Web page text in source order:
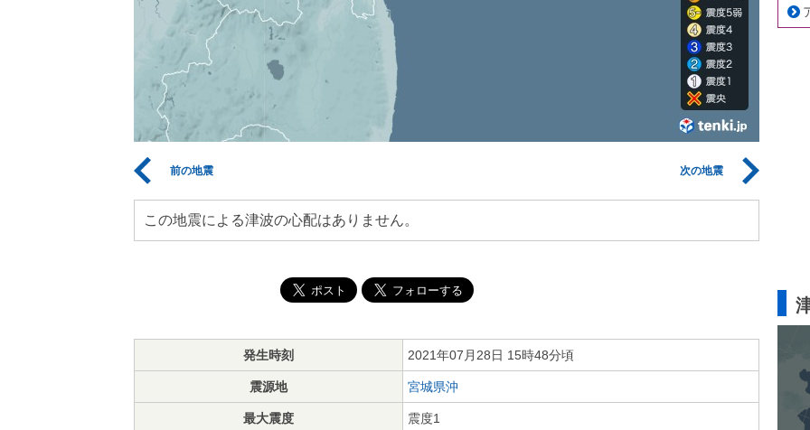
前の地震 次の地震
この地震による津波の心配はありません。
発生時刻 2021年07月28日 15時48分頃
震源地 宮城県沖
最大震度 震度1